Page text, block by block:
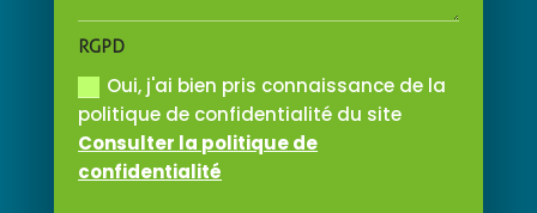
RGPD
Oui, j'ai bien pris connaissance de la
politique de confidentialité du site
Consulter la politique de
confidentialité